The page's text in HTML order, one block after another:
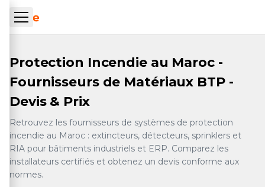
Aller au contenu principal
Protection Incendie au Maroc -
Fournisseurs de Matériaux BTP -
Devis & Prix
Retrouvez les fournisseurs de systèmes de protection
incendie au Maroc : extincteurs, détecteurs, sprinklers et
RIA pour bâtiments industriels et ERP. Comparez les
installateurs certifiés et obtenez un devis conforme aux
normes.